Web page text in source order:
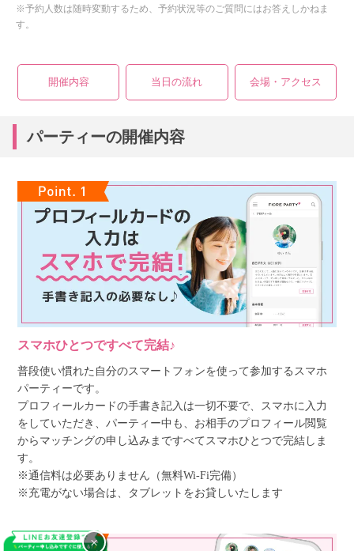
※予約人数は随時変動するため、予約状況等のご質問にはお答えしかねま
す。
開催内容 当日の流れ 会場・アクセス
パーティーの開催内容
スマホひとつですべて完結♪
普段使い慣れた自分のスマートフォンを使って参加するスマホ
パーティーです。
プロフィールカードの手書き記入は一切不要で、スマホに入力
をしていただき、パーティー中も、お相手のプロフィール閲覧
からマッチングの申し込みまですべてスマホひとつで完結しま
す。
※通信料は必要ありません（無料Wi-Fi完備）
※充電がない場合は、タブレットをお貸しいたします
×